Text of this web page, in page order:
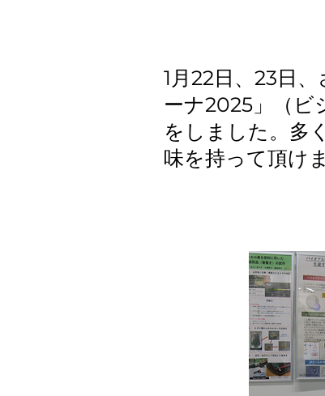
1月22日、23日
ーナ2025」（ビ
をしました。多
味を持って頂け